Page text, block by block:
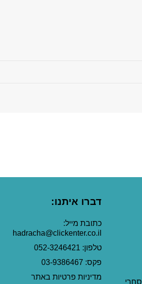
דברו איתנו:
כתובת מייל:
hadracha@clickenter.co.il
טלפון: 052-3246421
פקס: 03-9386467
מדיניות פרטיות באתר